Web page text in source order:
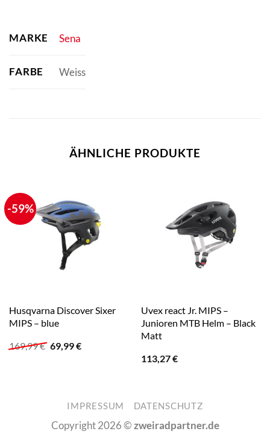
MARKE Sena
FARBE Weiss
ÄHNLICHE PRODUKTE
-59%
Husqvarna Discover Sixer
MIPS – blue
169,99€ Ursprünglicher
Preis
69,99€Aktueller
Uvex react Jr. MIPS –
Junioren MTB Helm – Black
Matt
113,27€
IMPRESSUM DATENSCHUTZ
Copyright 2026 ©zweiradpartner.de